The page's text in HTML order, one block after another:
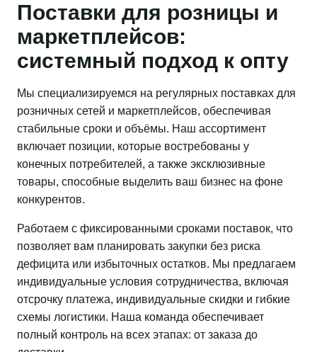
Поставки для розницы и
маркетплейсов:
системный подход к опту
Мы специализируемся на регулярных поставках для
розничных сетей и маркетплейсов, обеспечивая
стабильные сроки и объёмы. Наш ассортимент
включает позиции, которые востребованы у
конечных потребителей, а также эксклюзивные
товары, способные выделить ваш бизнес на фоне
конкурентов.
Работаем с фиксированными сроками поставок, что
позволяет вам планировать закупки без риска
дефицита или избыточных остатков. Мы предлагаем
индивидуальные условия сотрудничества, включая
отсрочку платежа, индивидуальные скидки и гибкие
схемы логистики. Наша команда обеспечивает
полный контроль на всех этапах: от заказа до